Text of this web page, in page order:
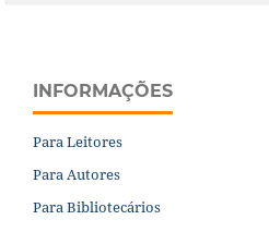
INFORMAÇÕES
Para Leitores
Para Autores
Para Bibliotecários